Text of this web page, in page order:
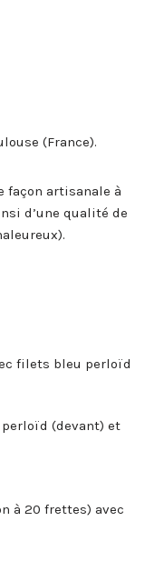
(France).
façon artisanale à
d’une qualité de
filets bleu perloïd
(devant) et
à 20 frettes) avec